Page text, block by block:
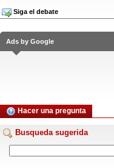
Siga el debate
Ads by Google
Hacer una pregunta
Busqueda sugerida